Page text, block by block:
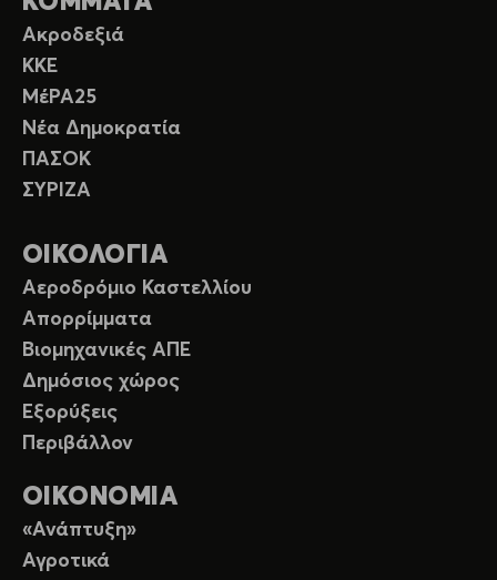
Ακροδεξιά
ΚΚΕ
ΜέΡΑ25
Νέα Δημοκρατία
ΠΑΣΟΚ
ΣΥΡΙΖΑ
ΟΙΚΟΛΟΓΙΑ
Αεροδρόμιο Καστελλίου
Απορρίμματα
Βιομηχανικές ΑΠΕ
Δημόσιος χώρος
Εξορύξεις
Περιβάλλον
ΟΙΚΟΝΟΜΙΑ
«Ανάπτυξη»
Αγροτικά